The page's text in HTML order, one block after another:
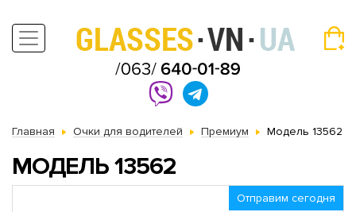
Главная Очки для водителей Премиум Модель 13562
МОДЕЛЬ 13562
Отправим сегодня